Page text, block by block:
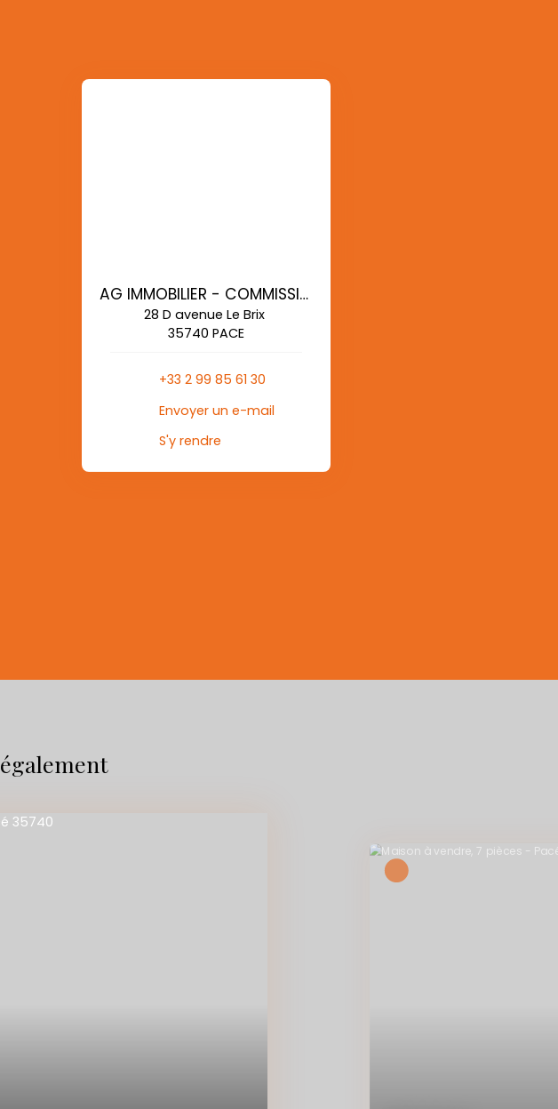
AG IMMOBILIER - COMMISSIONS REDUITES
28 D avenue Le Brix
35740 PACE
+33 2 99 85 61 30
Envoyer un e-mail
S'y rendre
également